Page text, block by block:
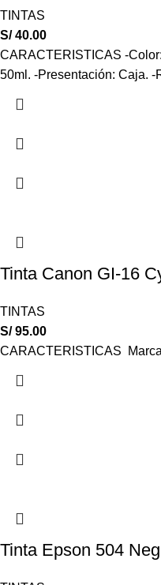
TINTAS
S/40.00
CARACTERISTICAS -
50ml. -Presentación: Caja.
Tinta Canon GI-16
TINTAS
S/95.00
CARACTERISTICAS
Tinta Epson 504